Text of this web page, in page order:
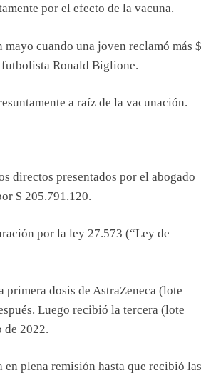
por el efecto de la vacuna.
cuando una joven reclamó más $
Ronald Biglione.
a raíz de la vacunación.
directos presentados por el abogado
$ 205.791.120.
por la ley 27.573 (“Ley de
dosis de AstraZeneca (lote
Luego recibió la tercera (lote
de 2022.
en plena remisión hasta que recibió las